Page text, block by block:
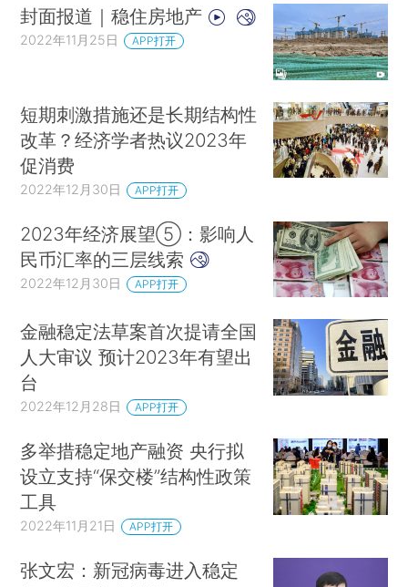
封面报道｜稳住房地产
2022年11月25日 APP打开
短期刺激措施还是长期结构性
改革？经济学者热议2023年
促消费
2022年12月30日 APP打开
2023年经济展望⑤：影响人
民币汇率的三层线索
2022年12月30日 APP打开
金融稳定法草案首次提请全国
人大审议 预计2023年有望出
台
2022年12月28日 APP打开
多举措稳定地产融资 央行拟
设立支持“保交楼”结构性政策
工具
2022年11月21日 APP打开
张文宏：新冠病毒进入稳定